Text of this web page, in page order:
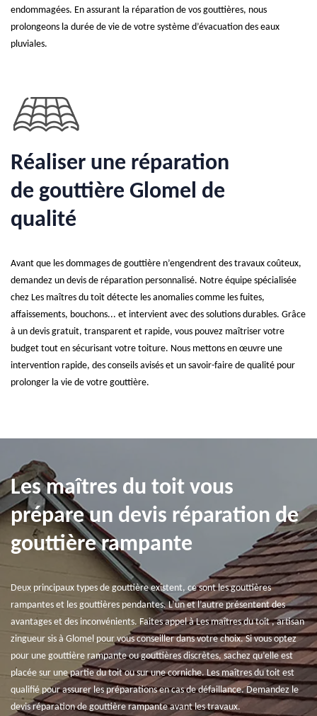
endommagées. En assurant la réparation de vos gouttières, nous
prolongeons la durée de vie de votre système d’évacuation des eaux
pluviales.
Réaliser une réparation
de gouttière Glomel de
qualité
Avant que les dommages de gouttière n’engendrent des travaux coûteux,
demandez un devis de réparation personnalisé. Notre équipe spécialisée
chez Les maîtres du toit détecte les anomalies comme les fuites,
affaissements, bouchons... et intervient avec des solutions durables. Grâce
à un devis gratuit, transparent et rapide, vous pouvez maîtriser votre
budget tout en sécurisant votre toiture. Nous mettons en œuvre une
intervention rapide, des conseils avisés et un savoir-faire de qualité pour
prolonger la vie de votre gouttière.
Les maîtres du toit vous
prépare un devis réparation de
gouttière rampante
Deux principaux types de gouttière existent, ce sont les gouttières
rampantes et les gouttières pendantes. L’un et l’autre présentent des
avantages et des inconvénients. Faites appel à Les maîtres du toit , artisan
zingueur sis à Glomel pour vous conseiller dans votre choix. Si vous optez
pour une gouttière rampante ou gouttières discrètes, sachez qu’elle est
placée sur une partie du toit ou sur une corniche. Les maîtres du toit est
qualifié pour assurer les préparations en cas de défaillance. Demandez le
devis réparation de gouttière rampante avant les travaux.